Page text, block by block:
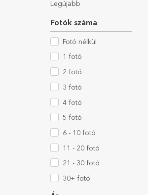
Legújabb
Fotók száma
Fotó nélkül
1 fotó
2 fotó
3 fotó
4 fotó
5 fotó
6 - 10 fotó
11 - 20 fotó
21 - 30 fotó
30+ fotó